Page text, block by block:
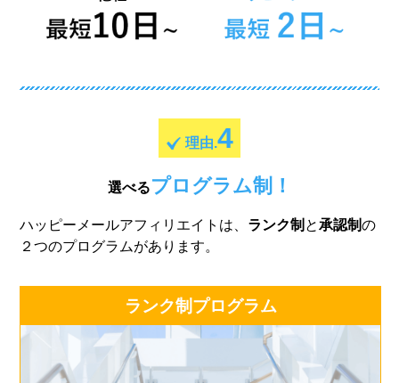
理由.4
選べるプログラム制！
ハッピーメールアフィリエイトは、 ランク制 と承認制の
２つのプログラムがあります。
ランク制プログラム